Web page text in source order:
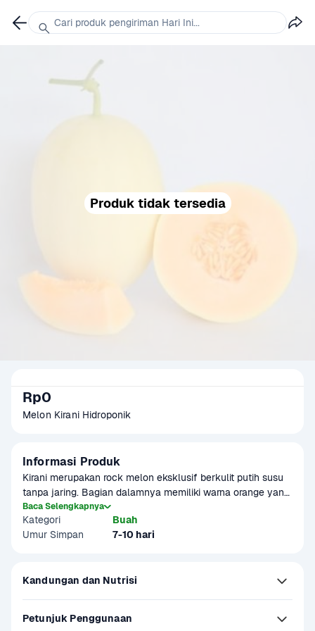
Produk tidak tersedia
Rp0
Melon Kirani Hidroponik
Informasi Produk
Kirani merupakan rock melon eksklusif berkulit putih susu
tanpa jaring. Bagian dalamnya memiliki warna orange yang
menggugah selera. Tekstur daging lembut sehingga kita
dapat mengambilnya menggunakan sendok.
digunakan sebagai menu MPASI
Baca Selengkapnya
Kategori
Buah
Umur Simpan
7-10 hari
Kandungan dan Nutrisi
Petunjuk Penggunaan
Cari produk pengiriman Hari Ini...